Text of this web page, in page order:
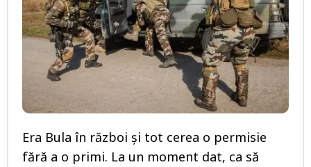
Era Bula în război şi tot cerea o permisie
fără a o primi. La un moment dat, ca să